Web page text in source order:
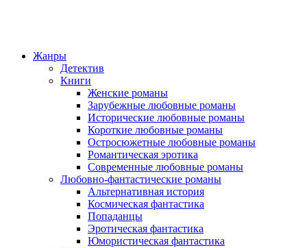
Жанры
Детектив
Книги
Женские романы
Зарубежные любовные романы
Исторические любовные романы
Короткие любовные романы
Остросюжетные любовные романы
Романтическая эротика
Современные любовные романы
Любовно-фантастические романы
Альтернативная история
Космическая фантастика
Попаданцы
Эротическая фантастика
Юмористическая фантастика